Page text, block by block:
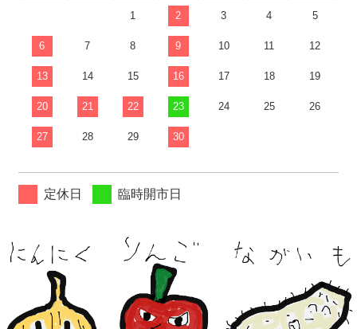
1 2 3 4 5
6 7 8 9 10 11 12
13 14 15 16 17 18 19
20 21 22 23 24 25 26
27 28 29 30
定休日 臨時開市日